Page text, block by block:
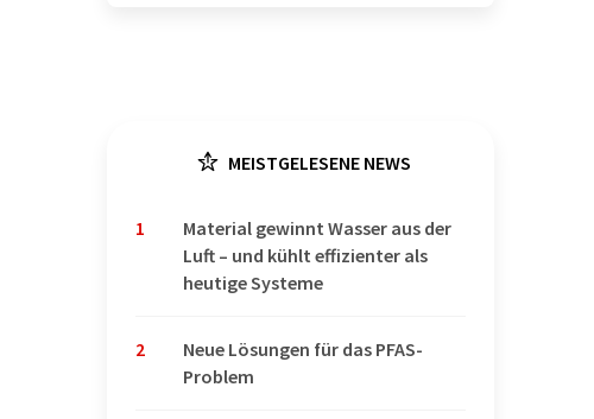
MEISTGELESENE NEWS
1
Material gewinnt Wasser aus der
Luft – und kühlt effizienter als
heutige Systeme
2
Neue Lösungen für das PFAS-
Problem